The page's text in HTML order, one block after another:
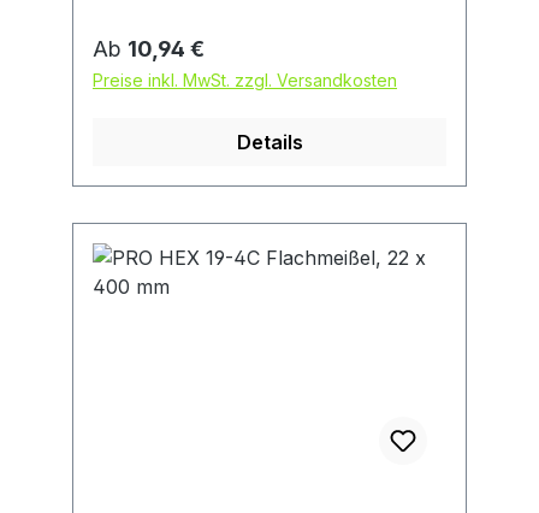
Regulärer Preis:
Ab 10,94 €
Preise inkl. MwSt. zzgl. Versandkosten
Details